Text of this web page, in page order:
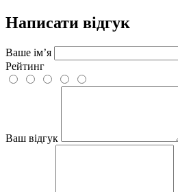
Написати відгук
Ваше ім’я
Рейтинг
Ваш відгук